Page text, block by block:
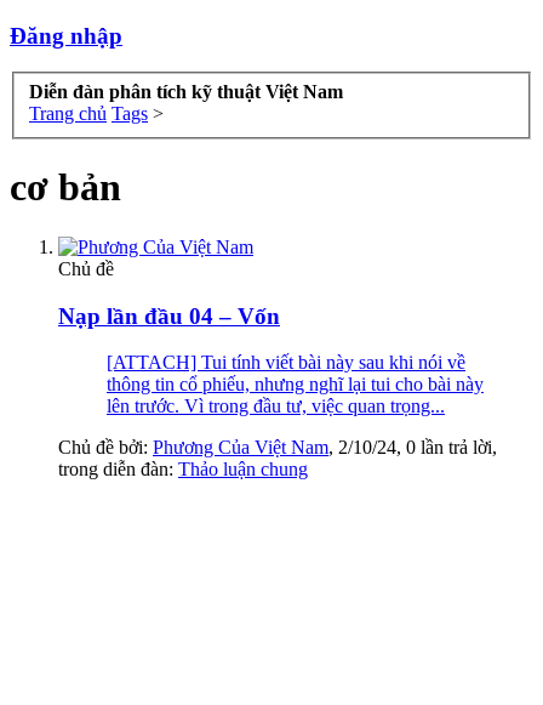
Đăng nhập
Diễn đàn phân tích kỹ thuật Việt Nam
Trang chủ Tags >
cơ bản
Chủ đề
Nạp lần đầu 04 – Vốn
[ATTACH] Tui tính viết bài này sau khi nói về
thông tin cổ phiếu, nhưng nghĩ lại tui cho bài này
lên trước. Vì trong đầu tư, việc quan trọng...
Chủ đề bởi: Phương Của Việt Nam, 2/10/24, 0 lần trả lời,
trong diễn đàn: Thảo luận chung